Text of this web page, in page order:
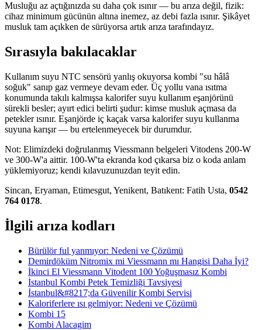
Musluğu az açtığınızda su daha çok ısınır — bu arıza değil, fizik:
cihaz minimum gücünün altına inemez, az debi fazla ısınır. Şikâyet
musluk tam açıkken de sürüyorsa artık arıza tarafındayız.
Sırasıyla bakılacaklar
Kullanım suyu NTC sensörü yanlış okuyorsa kombi "su hâlâ
soğuk" sanıp gaz vermeye devam eder. Üç yollu vana ısıtma
konumunda takılı kalmışsa kalorifer suyu kullanım eşanjörünü
sürekli besler; ayırt edici belirti şudur: kimse musluk açmasa da
petekler ısınır. Eşanjörde iç kaçak varsa kalorifer suyu kullanma
suyuna karışır — bu ertelenmeyecek bir durumdur.
Not: Elimizdeki doğrulanmış Viessmann belgeleri Vitodens 200-W
ve 300-W'a aittir. 100-W'ta ekranda kod çıkarsa biz o koda anlam
yüklemiyoruz; kendi kılavuzunuzdan teyit edin.
Sincan, Eryaman, Etimesgut, Yenikent, Batıkent: Fatih Usta, 0542
764 0178.
İlgili arıza kodları
Bürülör ful yanmıyor: Nedeni ve Çözümü
Demirdöküm Nitromix mi Viessmann mı Hangisi Daha İyi?
İkinci El Viessmann Vitodent 100 Yoğuşmasız Kombi
İstanbul Kombi Petek Temizliği Tavsiyesi
İstanbul&#8217;da Güvenilir Kombi Servisi
Kaloriferlere ısı gelmiyor: Nedeni ve Çözümü
Kombi 15
Kombi Alacagim